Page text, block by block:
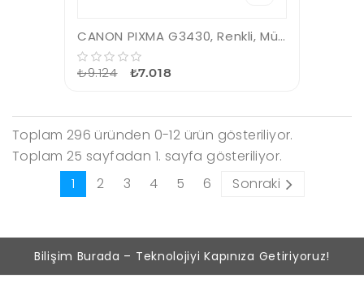
CANON PIXMA G3430, Renkli, Mürekkep Mega Tanklı, Yazıcı, Tarayıcı, Fotokopi, Wifi, ORİJİNAL MÜREKKEP
₺9.124 ₺7.018
Toplam 296 üründen 0-12 ürün gösteriliyor.
Toplam 25 sayfadan 1. sayfa gösteriliyor.
1
2 3 4 5 6 Sonraki
Bilişim Burada – Teknolojiyi Kapınıza Getiriyoruz!